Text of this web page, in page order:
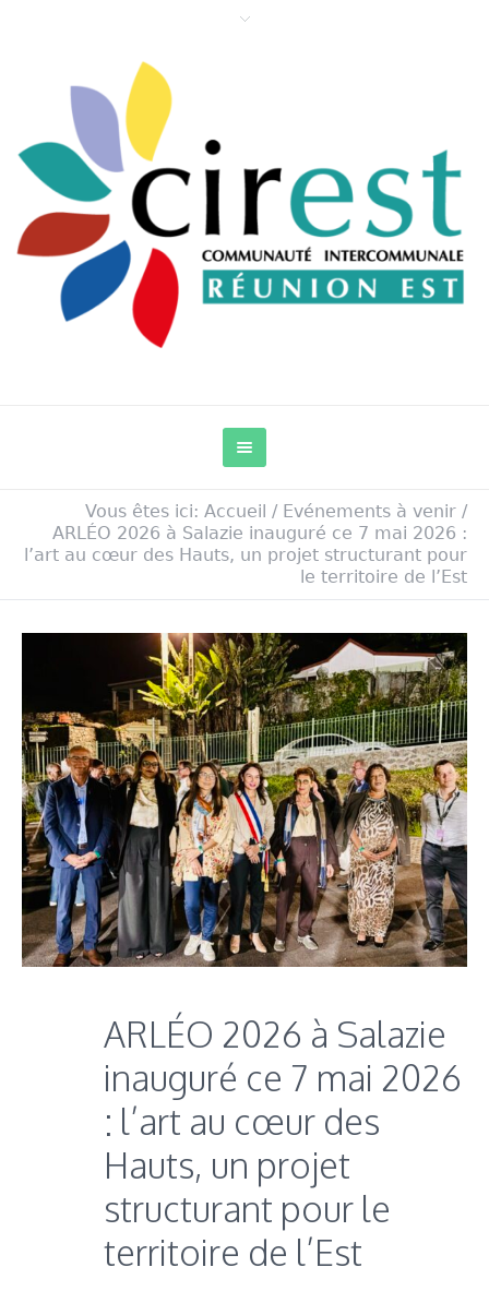
Vous êtes ici: Accueil / Evénements à venir /
ARLÉO 2026 à Salazie inauguré ce 7 mai 2026 :
l’art au cœur des Hauts, un projet structurant pour
le territoire de l’Est
ARLÉO 2026 à Salazie
inauguré ce 7 mai 2026
: l’art au cœur des
Hauts, un projet
structurant pour le
territoire de l’Est